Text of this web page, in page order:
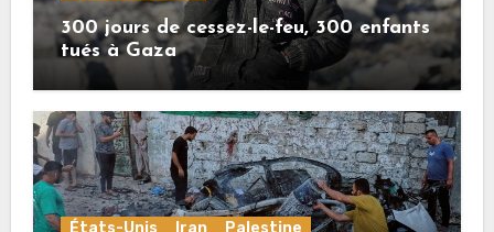
300 jours de cessez-le-feu, 300 enfants
tués à Gaza
États-Unis Iran Palestine